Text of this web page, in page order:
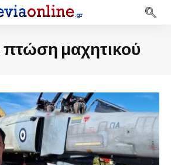
πτώση μαχητικού